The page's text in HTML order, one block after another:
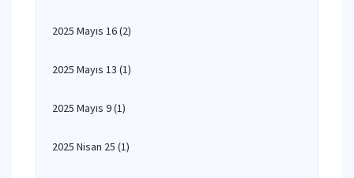
2025 Mayıs 16(2)
2025 Mayıs 13 (1)
2025 Mayıs 9(1)
2025 Nisan 25 (1)